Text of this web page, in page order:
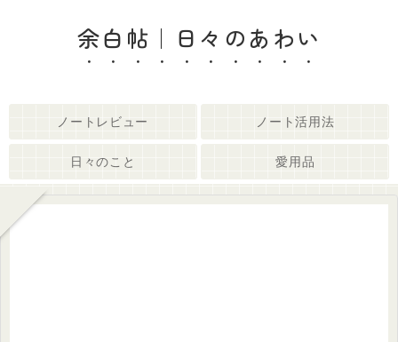
余白帖｜日々のあわい
ノートレビュー ノート活用法
日々のこと 愛用品